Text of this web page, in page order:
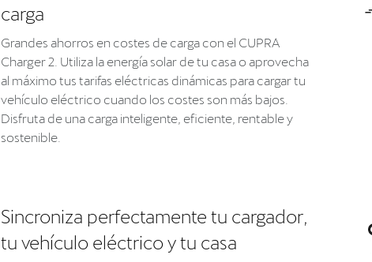
carga
Grandes ahorros en costes de carga con el CUPRA
Charger 2. Utiliza la energía solar de tu casa o aprovecha
al máximo tus tarifas eléctricas dinámicas para cargar tu
vehículo eléctrico cuando los costes son más bajos.
Disfruta de una carga inteligente, eficiente, rentable y
sostenible.
Sincroniza perfectamente tu cargador,
tu vehículo eléctrico y tu casa